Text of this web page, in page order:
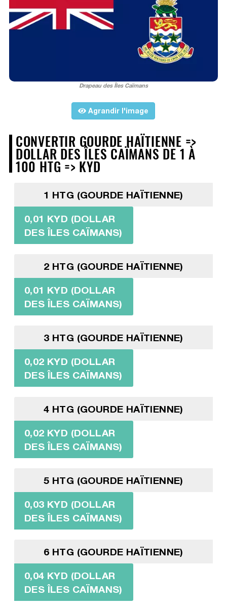
Drapeau des Îles Caïmans
Agrandir l'image
CONVERTIR GOURDE HAÏTIENNE =>
DOLLAR DES ÎLES CAÏMANS DE 1 À
100 HTG => KYD
1 HTG (GOURDE HAÏTIENNE)
0,01 KYD (DOLLAR
DES ÎLES CAÏMANS)
2 HTG (GOURDE HAÏTIENNE)
0,01 KYD (DOLLAR
DES ÎLES CAÏMANS)
3 HTG (GOURDE HAÏTIENNE)
0,02 KYD (DOLLAR
DES ÎLES CAÏMANS)
4 HTG (GOURDE HAÏTIENNE)
0,02 KYD (DOLLAR
DES ÎLES CAÏMANS)
5 HTG (GOURDE HAÏTIENNE)
0,03 KYD (DOLLAR
DES ÎLES CAÏMANS)
6 HTG (GOURDE HAÏTIENNE)
0,04 KYD (DOLLAR
DES ÎLES CAÏMANS)